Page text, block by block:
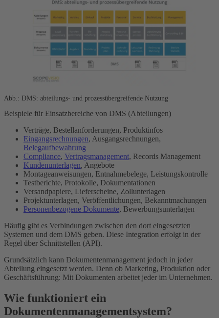
Abb.: DMS: abteilungs- und prozessübergreifende Nutzung
Beispiele für Einsatzbereiche von DMS (Abteilungen)
Verträge, Bestellanforderungen, Produktinfos
Eingangsrechnungen, Ausgangsrechnungen,
Belegaufbewahrung
Compliance, Vertragsmanagement, Records Management
Kundenunterlagen, Angebote
Montageanweisungen, Entnahmebelege, Leistungskontrolle
Testberichte, Protokolle, Dokumentationen
Versandpapiere, Lieferscheine, Zollunterlagen
Projektunterlagen, Veröffentlichungen, Bekanntmachungen
Personenbezogene Dokumente, Bewerbungsunterlagen
Häufig gibt es Verbindungen zwischen den dort eingesetzten
Systemen und dem DMS geben. Diese Integration erfolgt in der
Regel über Schnittstellen (API).
Grundsätzlich kann Dokumentenmanagement jedoch in jeder
Abteilung eingesetzt werden. Denn ob Marketing, Produktion oder
Geschäftsführung: Mit Dokumenten arbeitet jeder im Unternehmen.
Wie funktioniert ein
Dokumentenmanagementsystem?